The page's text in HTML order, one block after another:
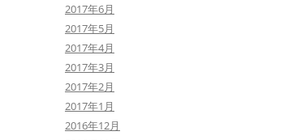
2017年6月
2017年5月
2017年4月
2017年3月
2017年2月
2017年1月
2016年12月